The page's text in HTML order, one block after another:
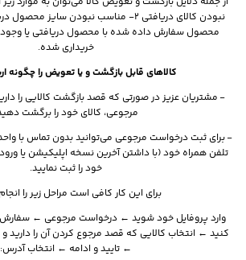
محصول سفارش داده شده با محصول دریافتی یا وجود
خریداری شده.
کالاهای قابل بازگشت و یا تعویض را چگونه
- مشتریان عزیز در صورتی که قصد بازگشت کالایی را
مرجوعی، کالای خود را برگشت
- برای ثبت درخواست مرجوعی می‌توانید بدون تماس با
تلفن همراه خود (با داشتن آخرین نسخه اپلیکیشن یا
خود را ثبت نمایید.
برای این کار کافی است مراحل زیر را
وارد پروفایل خود شوید ← درخواست مرجوعی ← سفارش
کنید ← انتخاب کالایی که قصد مرجوع کردن آن را
← تایید و ادامه ← انتخاب آدرس: